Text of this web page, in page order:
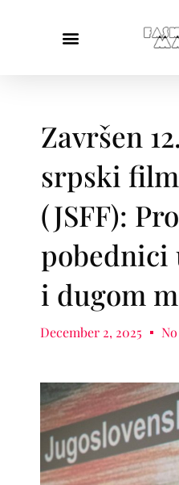
Završen
srpski
(JSFF):
pobednici
i dugom
December 2, 2025